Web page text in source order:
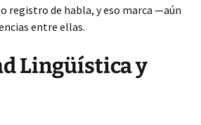
registro de habla, y eso marca —aún
entre ellas.
Lingüística y